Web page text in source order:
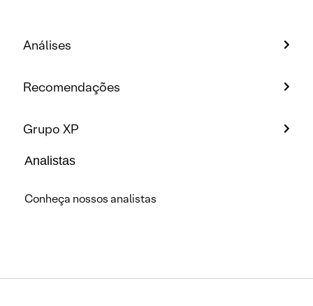
Análises
Recomendações
Grupo XP
Analistas
Conheça nossos analistas